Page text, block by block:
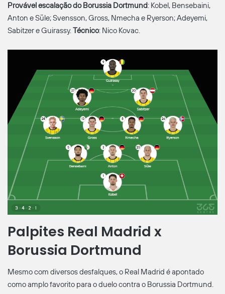
Provável escalação do Borussia Dortmund: Kobel, Bensebaini,
Anton e Süle; Svensson, Gross, Nmecha e Ryerson; Adeyemi,
Sabitzer e Guirassy. Técnico: Nico Kovac.
Palpites Real Madrid x
Borussia Dortmund
Mesmo com diversos desfalques, o Real Madrid é apontado
como amplo favorito para o duelo contra o Borussia Dortmund.